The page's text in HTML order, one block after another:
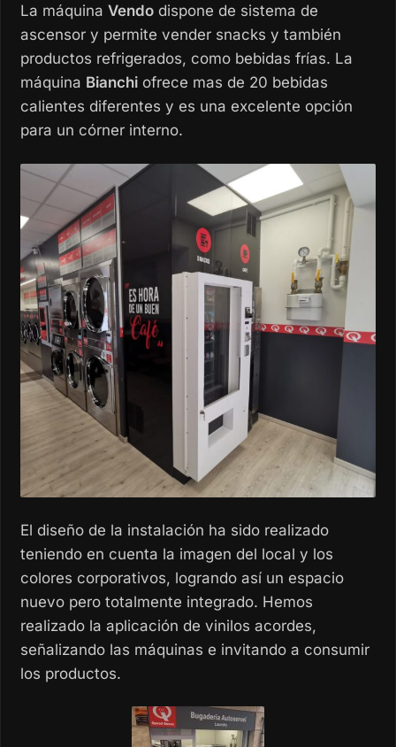
La máquinaVendo dispone de sistema de
ascensor y permite vender snacks y también
productos refrigerados, como bebidas frías. La
máquina Bianchi ofrece mas de 20 bebidas
calientes diferentes y es una excelente opción
para un córner interno.
El diseño de la instalación ha sido realizado
teniendo en cuenta la imagen del local y los
colores corporativos, logrando así un espacio
nuevo pero totalmente integrado. Hemos
realizado la aplicación de vinilos acordes,
señalizando las máquinas e invitando a consumir
los productos.